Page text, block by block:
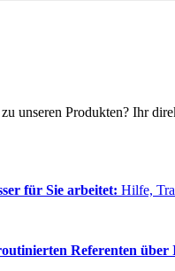
unseren Produkten? Ihr
für Sie arbeitet: Hilfe,
Referenten über